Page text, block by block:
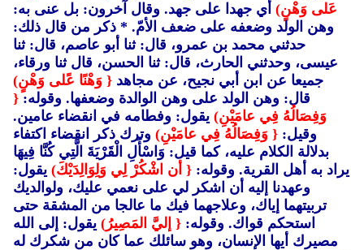
عَلى وَهْنٍ) أي جهدا على جهد. وقال آخرون: بل عنى به:
وهن الولد وضعفه على ضعف الأمّ. * ذكر من قال ذلك:
حدثني محمد بن عمرو، قال: ثنا أبو عاصم، قال: ثنا
عيسى، وحدثني الحارث، قال: ثنا الحسن، قال ثنا ورقاء،
جميعا عن ابن أبي نجيح، عن مجاهد { وَهْنًا عًلى وَهْنٍ)
قال: وهن الولد على وهن الوالدة وضعفها. وقوله:{
وَفِصَالُهُ فِي عامَيْنِ) يقول: وفطامه في انقضاء عامين.
وقيل: { وَفِصَالُهُ فِي عامَيْنِ) وترك ذكر انقضاء اكتفاء
بدلالة الكلام عليه، كما قيل: وَاسْأَلِ الْقَرْيَةَ الَّتِي كُنَّا فِيهَا
يراد به أهل القرية. وقوله: { أن اشْكُرْ لِي وَلِوَالِدَيْكَ) يقول:
وعهدنا إليه أن اشكر لي على نعمي عليك، ولوالديك
تربيتهما إياك، وعلاجهما فيك ما عالجا من المشقة حتى
استحكم قواك. وقوله: { إليَّ المَصِيرُ) يقول: إلى الله
مصيرك أيها الإنسان، وهو سائلك عما كان من شكرك له